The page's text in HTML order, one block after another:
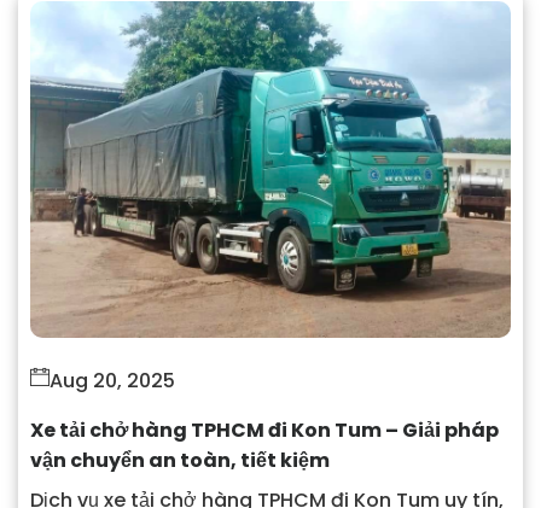
Aug 20, 2025
Xe tải chở hàng TPHCM đi Kon Tum – Giải pháp
vận chuyển an toàn, tiết kiệm
Dịch vụ xe tải chở hàng TPHCM đi Kon Tum uy tín,